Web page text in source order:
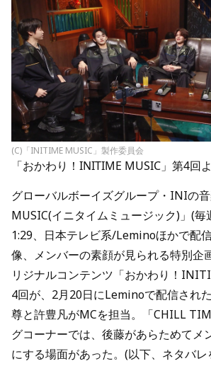
(C)「INITIME MUSIC」製作委員会
「おかわり！INITIME MUSIC」第4回
グローバルボーイズグループ・INIの
MUSIC(イニタイムミュージック)」(毎
1:29、日本テレビ系/Leminoほかで配
像、メンバーの素顔が見られる特別企
リジナルコンテンツ「おかわり！
4回が、2月20日にLeminoで配信され
尊と許豊凡がMCを担当。「CHILL
グコーナーでは、後藤があらためてメ
にする場面があった。(以下、ネタバ